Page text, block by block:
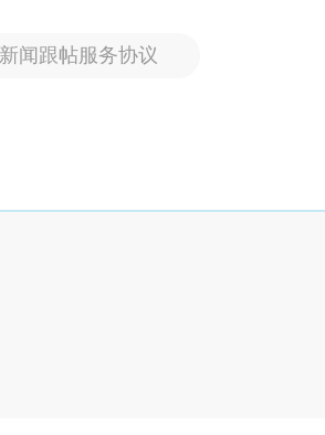
闻跟帖服务协议